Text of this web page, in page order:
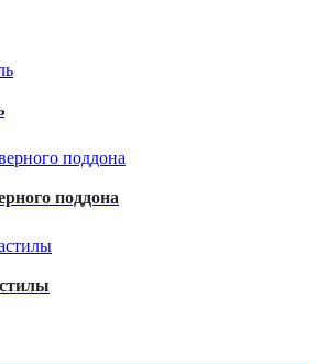
поддона